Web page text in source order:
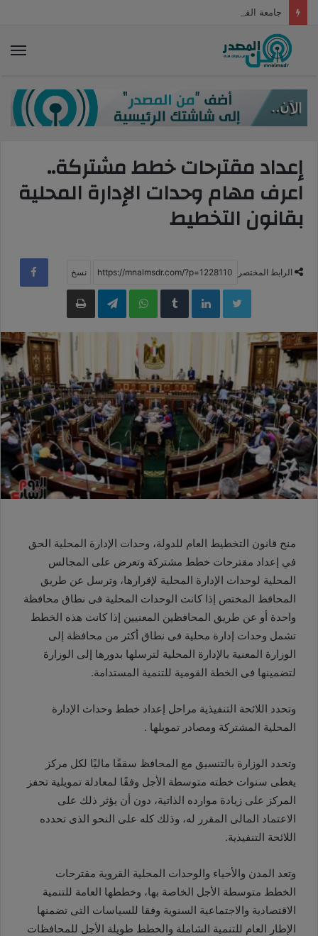
إعداد مقترحات خطط مشتركة..
اعرف مهام وحدات الإدارة المحلية
بقانون التخطيط
الرابط المختصر
LinkedIn
WhatsApp
Telegramطباعة
منح قانون التخطيط العام للدولة، وحدات الإدارة المحلية الحق
في إعداد مقترحات خطط مشتركة وتعرض على المجالس
المحلية لوحدات الإدارة المحلية لإقرارها، وترسل عن طريق
المحافظ المختص إذا كانت الوحدات المحلية فى نطاق محافظة
واحدة أو عن طريق المحافظين المعنيين إذا كانت هذه الخطط
تشمل وحدات إدارة محلية فى نطاق أكثر من محافظة إلى
الوزارة المعنية بالإدارة المحلية لترسلها بدورها إلى الوزارة
لتضمينها فى الخطة القومية للتنمية المستدامة.
وتحدد اللائحة التنفيذية مراحل إعداد خطط وحدات الإدارة
المحلية المشتركة ومصادر تمويلها .
وتحدد الوزارة بالتنسيق مع المحافظ سقفًا ماليًا لكل مركز
يغطى سنوات خطته متوسطة الأجل وفقًا لمعادلة تمويلية تحفز
المركز على زيادة موارده الذاتية، دون أن يؤثر ذلك على
الاعتماد المالى المقرر له، وذلك كله على النحو الذى تحدده
اللائحة التنفيذية.
وتعد المدن والأحياء والوحدات المحلية القروية مقترحات
الخطط متوسطة الأجل الخاصة بها، وخططها العامة للتنمية
الاقتصادية والاجتماعية السنوية وفقا للسياسات التى تضمنها
الإطار العام للتنمية الشاملة والخطط طويلة الأجل للمحافظات